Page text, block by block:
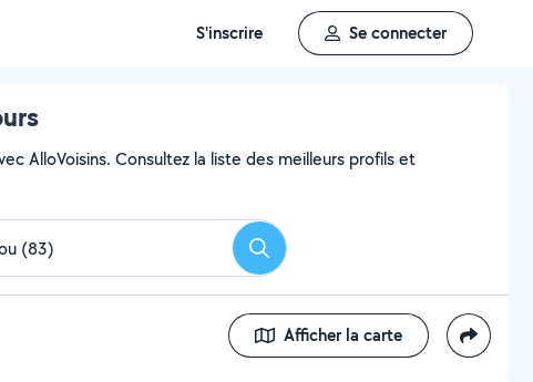
S'inscrire Se connecter
AlloVoisins. Consultez la liste des meilleurs profils et
Rechercher
Afficher la carte